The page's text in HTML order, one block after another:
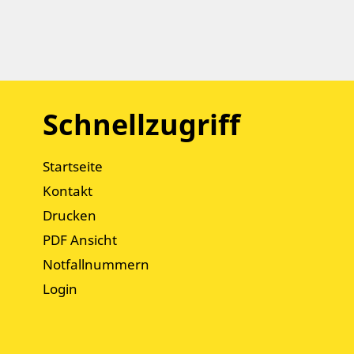
Schnellzugriff
Startseite
Kontakt
Drucken
PDF Ansicht
Notfallnummern
Login